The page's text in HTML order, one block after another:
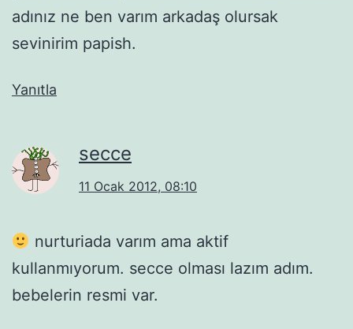
adınız ne ben varım arkadaş olursak
sevinirim papish.
Yanıtla
secce
11 Ocak 2012, 08:10
nurturiada varım ama aktif
kullanmıyorum. secce olması lazım adım.
bebelerin resmi var.